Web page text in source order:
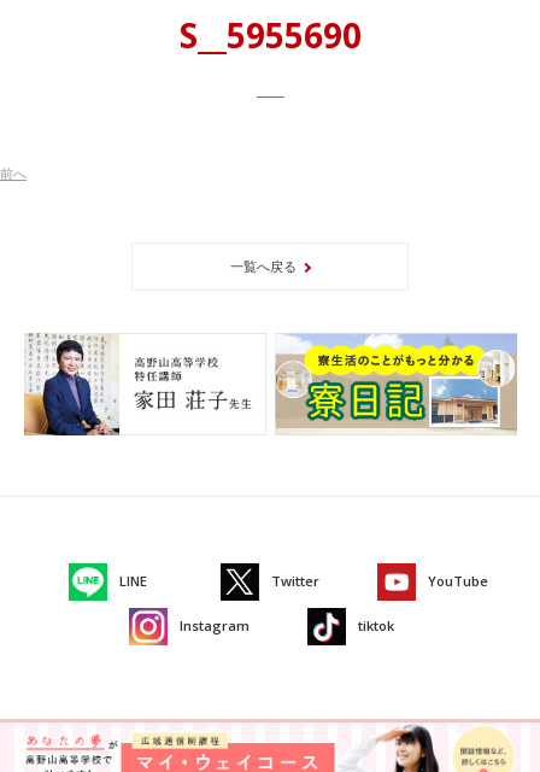
S__5955690
前へ
一覧へ戻る
LINE Twitter YouTube
Instagram tiktok